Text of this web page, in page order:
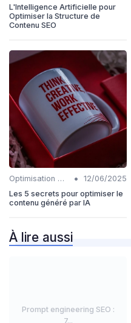
L'Intelligence Artificielle pour
Optimiser la Structure de
Contenu SEO
Optimisation du contenu généré par IA •
12/06/2025
Les 5 secrets pour optimiser le
contenu généré par IA
À lire aussi
Prompt engineering SEO :
7...